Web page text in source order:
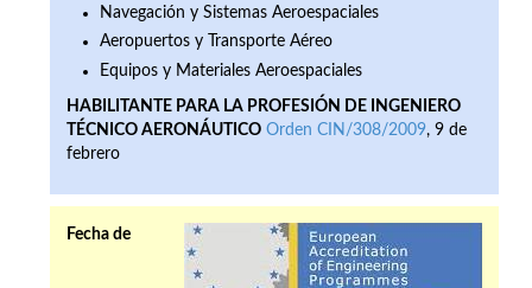
Navegación y Sistemas Aeroespaciales
Aeropuertos y Transporte Aéreo
Equipos y Materiales Aeroespaciales
HABILITANTE PARA LA PROFESIÓN DE INGENIERO
TÉCNICO AERONÁUTICO Orden CIN/308/2009, 9 de
febrero
Fecha de